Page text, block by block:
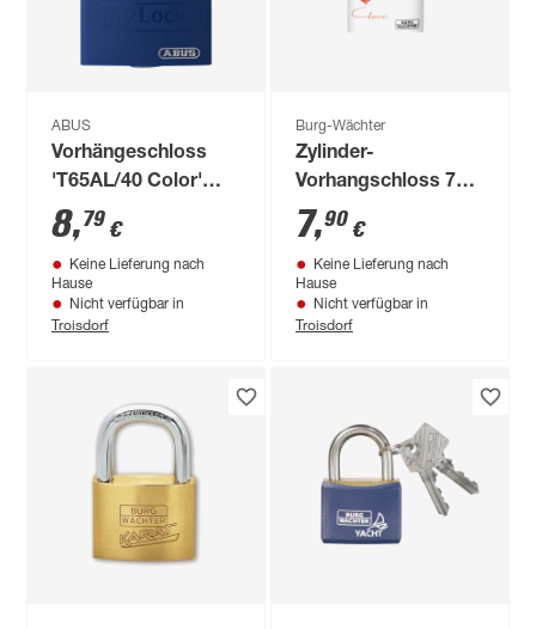
ABUS
Vorhängeschloss
'T65AL/40 Color'
Aluminium, 2 Farben
sortiert
8,79 €
Keine Lieferung nach
Hause
Nicht verfügbar in
Troisdorf
Burg-Wächter
Zylinder-
Vorhangschloss 771
F 40 Rot SB
7,90 €
Keine Lieferung nach
Hause
Nicht verfügbar in
Troisdorf